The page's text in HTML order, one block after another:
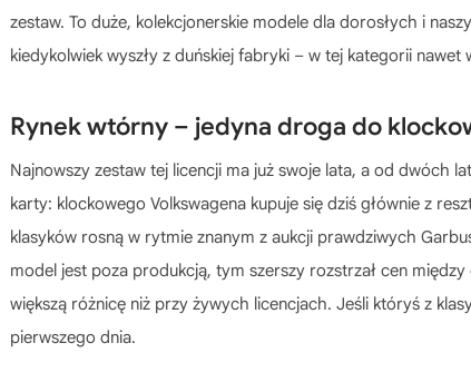
zestaw. To duże, kolekcjonerskie modele dla dorosłych i
kiedykolwiek wyszły z duńskiej fabryki – w tej kategorii
Rynek wtórny – jedyna droga do
Najnowszy zestaw tej licencji ma już swoje lata, a od dwóch
karty: klockowego Volkswagena kupuje się dziś głównie z
klasyków rosną w rytmie znanym z aukcji prawdziwych
model jest poza produkcją, tym szerszy rozstrzał cen
większą różnicę niż przy żywych licencjach. Jeśli któryś z
pierwszego dnia.